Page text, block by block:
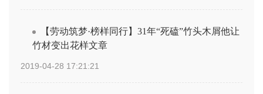
【劳动筑梦·榜样同行】31年“死磕”竹头木屑他让
竹材变出花样文章
2019-04-28 17:21:21